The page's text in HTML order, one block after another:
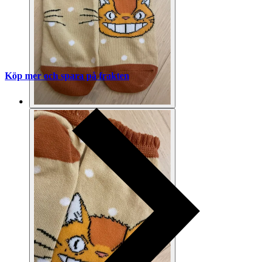
Köp mer och spara på frakten